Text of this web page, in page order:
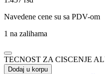
Navedene cene su sa PDV-om
1 na zalihama
TECNOST ZA CISCENJE
Dodaj u korpu